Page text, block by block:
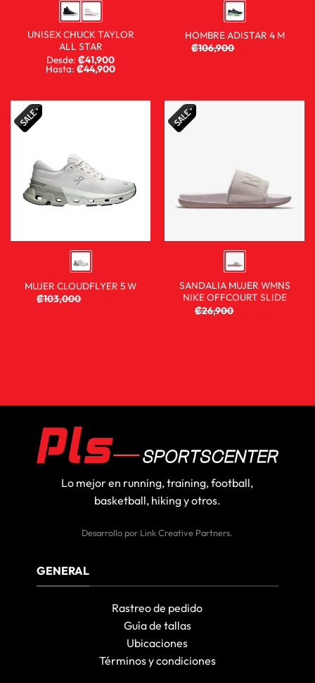
UNISEX CHUCK TAYLOR
ALL STAR
Desde: ₡41,900
Hasta: ₡44,900
HOMBRE ADISTAR 4 M
₡106,900
MUJER CLOUDFLYER 5 W
₡103,000
SANDALIA MUJER WMNS
NIKE OFFCOURT SLIDE
₡26,900
Lo mejor en running, training, football,
basketball, hiking y otros.
Desarrollo por Link Creative Partners.
GENERAL
Rastreo de pedido
Guía de tallas
Ubicaciones
Términos y condiciones